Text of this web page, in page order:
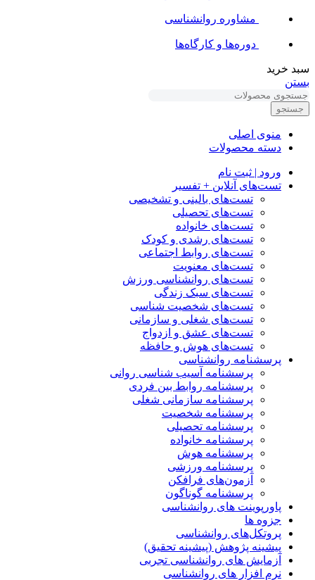
مشاوره روانشناسی
دوره‌ها و کارگاه‌ها
سبد خرید
بستن
جستجو
منوی اصلی
دسته محصولات
ورود | ثبت نام
تست‌های آنلاین + تفسیر
تست‌های بالینی و تشخیصی
تست‌های تحصیلی
تست‌های خانواده
تست‌های رشدی و کودک
تست‌های روابط اجتماعی
تست‌های معنویت
تست‌های روانشناسی ورزش
تست‌های سبک زندگی
تست‌های شخصیت شناسی
تست‌های شغلی و سازمانی
تست‌های عشق و ازدواج
تست‌های هوش و حافظه
پرسشنامه روانشناسی
پرسشنامه آسیب شناسی روانی
پرسشنامه روابط بین فردی
پرسشنامه سازمانی شغلی
پرسشنامه شخصیت
پرسشنامه تحصیلی
پرسشنامه خانواده
پرسشنامه هوش
پرسشنامه ورزشی
آزمون‌های فرافکن
پرسشنامه گوناگون
پاورپوینت های روانشناسی
جزوه ها
پروتکل‌های روانشناسی
پیشینه پژوهش (پیشینه تحقیق)
آزمایش های روانشناسی تجربی
نرم افزار های روانشناسی